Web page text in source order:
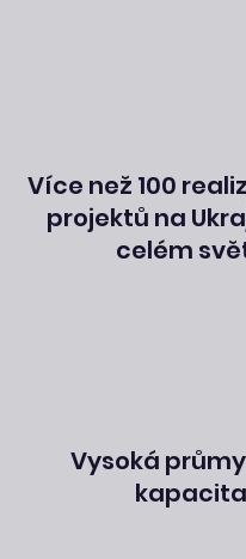
Více než 100
projektů na
celém
Vysoká
kapacita